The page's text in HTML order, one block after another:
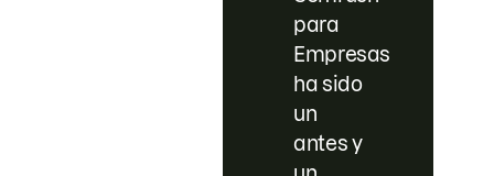
para
Empresas
ha sido
un
antes y